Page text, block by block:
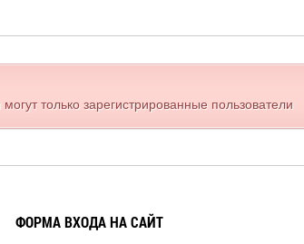
только зарегистрированные пользователи
ФОРМА ВХОДА НА САЙТ